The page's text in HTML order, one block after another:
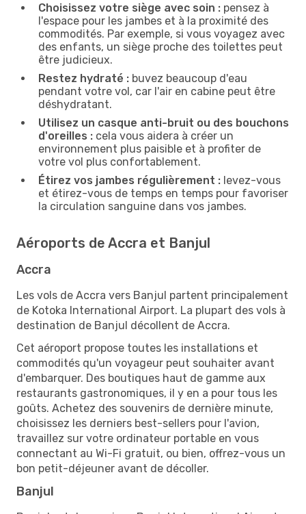
Choisissez votre siège avec soin : pensez à
l'espace pour les jambes et à la proximité des
commodités. Par exemple, si vous voyagez avec
des enfants, un siège proche des toilettes peut
être judicieux.
Restez hydraté : buvez beaucoup d'eau
pendant votre vol, car l'air en cabine peut être
déshydratant.
Utilisez un casque anti-bruit ou des bouchons
d'oreilles : cela vous aidera à créer un
environnement plus paisible et à profiter de
votre vol plus confortablement.
Étirez vos jambes régulièrement : levez-vous
et étirez-vous de temps en temps pour favoriser
la circulation sanguine dans vos jambes.
Aéroports de Accra et Banjul
Accra
Les vols de Accra vers Banjul partent principalement
de Kotoka International Airport. La plupart des vols à
destination de Banjul décollent de Accra.
Cet aéroport propose toutes les installations et
commodités qu'un voyageur peut souhaiter avant
d'embarquer. Des boutiques haut de gamme aux
restaurants gastronomiques, il y en a pour tous les
goûts. Achetez des souvenirs de dernière minute,
choisissez les derniers best-sellers pour l'avion,
travaillez sur votre ordinateur portable en vous
connectant au Wi-Fi gratuit, ou bien, offrez-vous un
bon petit-déjeuner avant de décoller.
Banjul